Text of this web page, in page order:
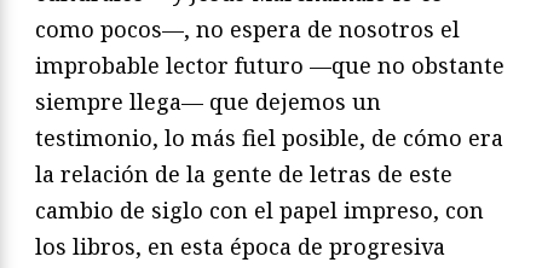
como pocos—, no espera de nosotros el
improbable lector futuro —que no obstante
siempre llega— que dejemos un
testimonio, lo más fiel posible, de cómo era
la relación de la gente de letras de este
cambio de siglo con el papel impreso, con
los libros, en esta época de progresiva